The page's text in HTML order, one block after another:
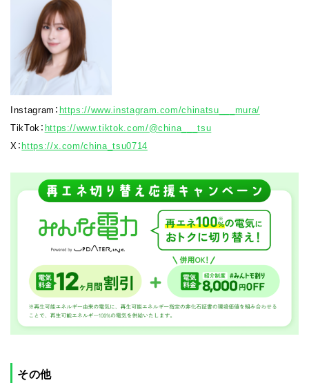
Instagram： https://www.instagram.com/chinatsu___mura/
TikTok： https://www.tiktok.com/@china___tsu
X：https://x.com/china_tsu0714
その他